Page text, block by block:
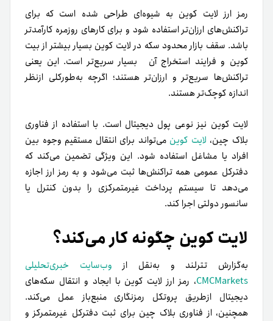
رمز ارز لایت کوین به شیوه‌ای طراحی شده است که برای
تراکنش‌های ارزان‌تر استفاده شود و برای کارهای روزمره کارآمدتر
باشد. سقف بازار محدود سکه در لایت کوین بسیار بیشتر از بیت
کوین و فرایند استخراج آن بسیار سریع‌تر است. این یعنی
تراکنش‌ها سریع‌تر و ارزان‌تر هستند؛ اگرچه به‌طور‌کلی از‌نظر
اندازه کوچک‌تر هستند.
لایت کوین نیز نوعی پول دیجیتال است. با استفاده از فناوری
بلاک چین، لایت کوین می‌تواند برای انتقال مستقیم وجوه بین
افراد یا مشاغل استفاده شود. این ویژگی تضمین می‌کند که
دفتر‌کل عمومی همه تراکنش‌ها ثبت می‌شود و به رمز ارز اجازه
می‌دهد تا سیستم پرداخت غیر‌متمرکزی را بدون کنترل یا
سانسور دولتی اجرا کند.
لایت کوین چگونه کار می‌کند؟
به‌گزارش تترلند و به‌نقل ازوب‌سایت خبری‌تحلیلی
CMCMarkets، رمز ارز لایت کوین با ایجاد و انتقال سکه‌های
دیجیتال از‌طریق پروتکل رمزنگاری منبع‌باز عمل می‌کند.
همچنین، از فناوری بلاک چین برای ثبت دفتر‌کل غیرمتمرکز و